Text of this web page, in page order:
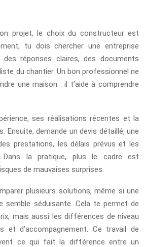
projet, le choix du constructeur est
tu dois chercher une entreprise
réponses claires, des documents
du chantier. Un bon professionnel ne
une maison : il t’aide à comprendre
ses réalisations récentes et la
Ensuite, demande un devis détaillé, une
prestations, les délais prévus et les
Dans la pratique, plus le cadre est
de mauvaises surprises.
plusieurs solutions, même si une
semble séduisante. Cela te permet de
mais aussi les différences de niveau
et d’accompagnement. Ce travail de
ce qui fait la différence entre un